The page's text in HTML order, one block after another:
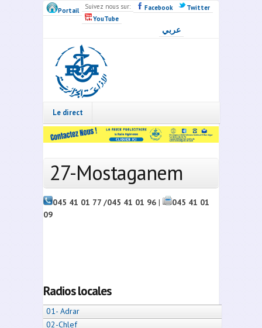
Skip to main content
Portail Suivez nous sur: Facebook
Twitter
YouTube
عربي
Radio
Algérie
Live
Le direct
27-Mostaganem
045 41 01 77 /045 41 01 96 |
045 41 01
09
Radios locales
01- Adrar
02-Chlef